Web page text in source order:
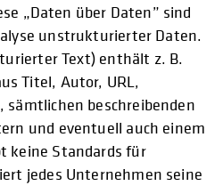
„Daten über Daten” sind
unstrukturierter Daten.
Text) enthält z. B.
Titel, Autor, URL,
beschreibenden
und eventuell auch einem
keine Standards für
jedes Unternehmen seine